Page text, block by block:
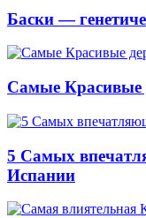
Баски —
Самые Красивые
5 Самых
Испании